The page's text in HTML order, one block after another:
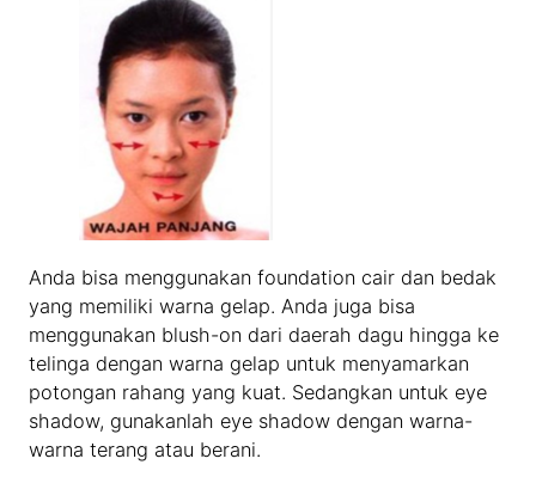
Anda bisa menggunakan foundation cair dan bedak
yang memiliki warna gelap. Anda juga bisa
menggunakan blush-on dari daerah dagu hingga ke
telinga dengan warna gelap untuk menyamarkan
potongan rahang yang kuat. Sedangkan untuk eye
shadow, gunakanlah eye shadow dengan warna-
warna terang atau berani.